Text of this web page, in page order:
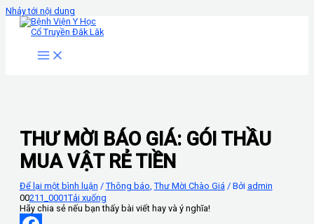
Nhảy tới nội dung
THƯ MỜI BÁO GIÁ: GÓI THẦU
MUA VẬT RẺ TIỀN
Để lại một bình luận / Thông báo Thư Mời Chào Giá / Bởi admin
00211_0001Tải xuống
Hãy chia sẻ nếu bạn thấy bài viết hay và ý nghĩa!